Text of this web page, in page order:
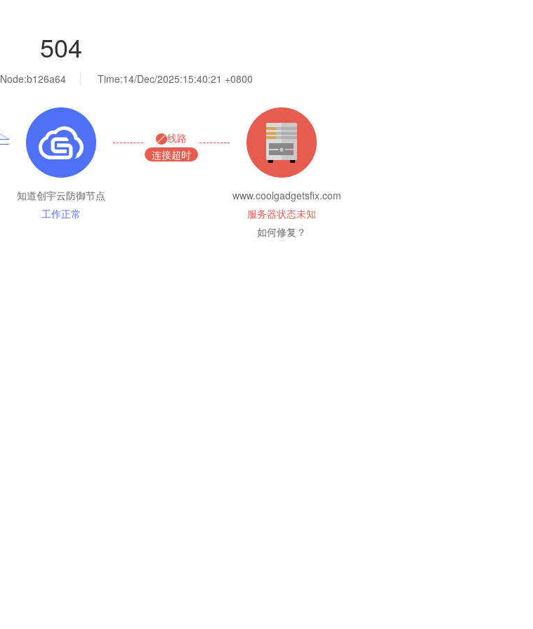
504
Node:b126a64 Time:14/Dec/2025:15:40:21 +0800
知道创宇云防御节点
工作正常
线路
连接超时
www.coolgadgetsfix.com
服务器状态未知
如何修复？